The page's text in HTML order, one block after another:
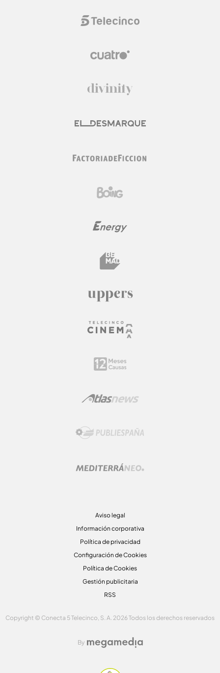
Aviso legal
Información corporativa
Política de privacidad
Configuración de Cookies
Política de Cookies
Gestión publicitaria
RSS
Copyright © Conecta 5 Telecinco, S. A. 2026 Todos los derechos reservados
By